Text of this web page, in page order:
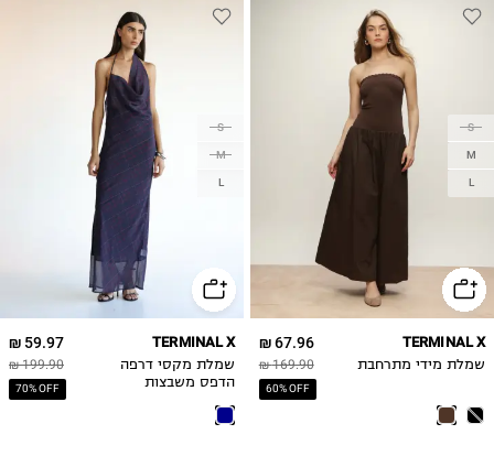
S
M
L
67.96 ₪
169.90 ₪
60% OFF
TERMINAL X
שמלת מידי מתרחבת
S
M
L
59.97 ₪
199.90 ₪
70% OFF
TERMINAL X
שמלת מקסי דרפה
הדפס משבצות